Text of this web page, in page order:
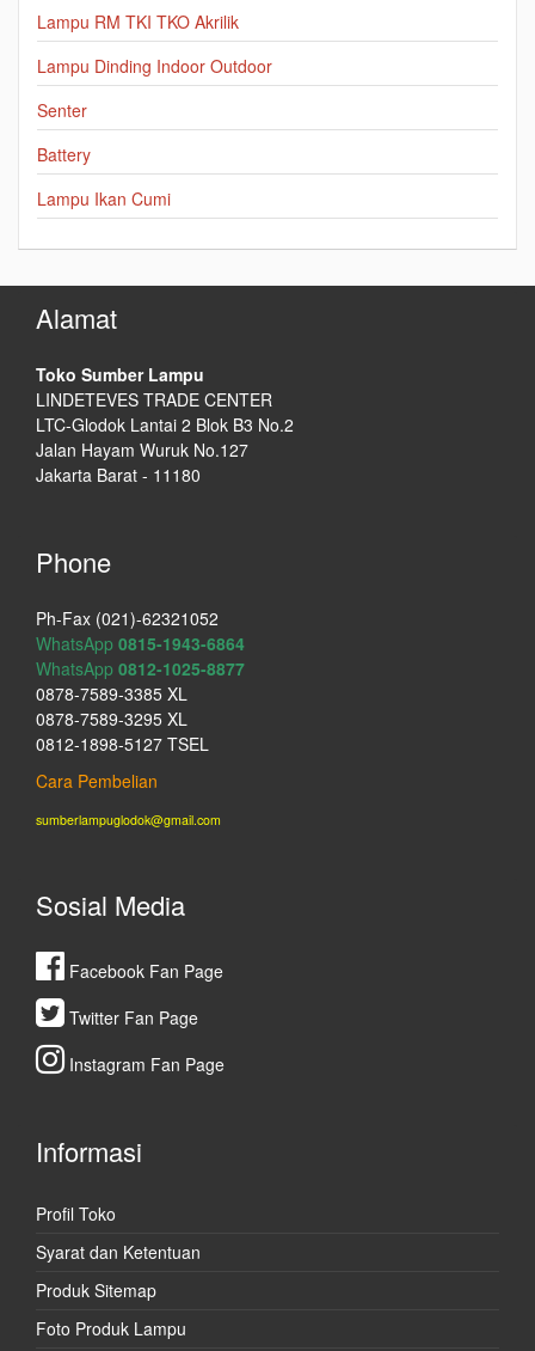
Lampu RM TKI TKO Akrilik
Lampu Dinding Indoor Outdoor
Senter
Battery
Lampu Ikan Cumi
Alamat
Toko Sumber Lampu
LINDETEVES TRADE CENTER
LTC-Glodok Lantai 2 Blok B3 No.2
Jalan Hayam Wuruk No.127
Jakarta Barat - 11180
Phone
Ph-Fax (021)-62321052
WhatsApp 0815-1943-6864
WhatsApp 0812-1025-8877
0878-7589-3385 XL
0878-7589-3295 XL
0812-1898-5127 TSEL
Cara Pembelian
sumberlampuglodok@gmail.com
Sosial Media
Facebook Fan Page
Twitter Fan Page
Instagram Fan Page
Informasi
Profil Toko
Syarat dan Ketentuan
Produk Sitemap
Foto Produk Lampu